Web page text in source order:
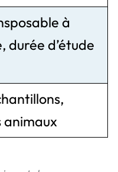
à
durée d’étude
animaux